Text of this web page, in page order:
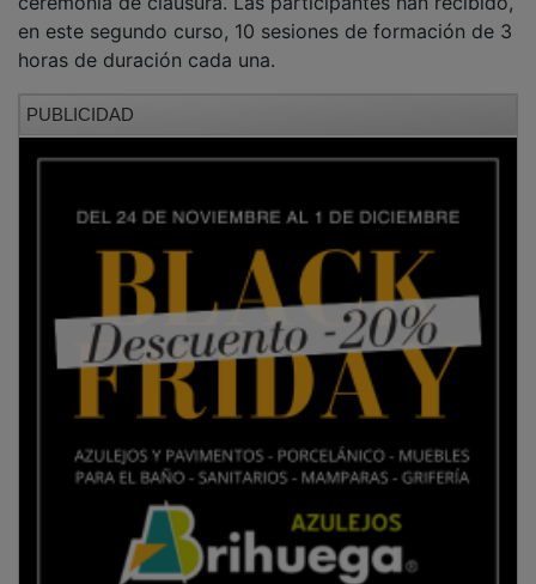
en este segundo curso, 10 sesiones de formación de 3
horas de duración cada una.